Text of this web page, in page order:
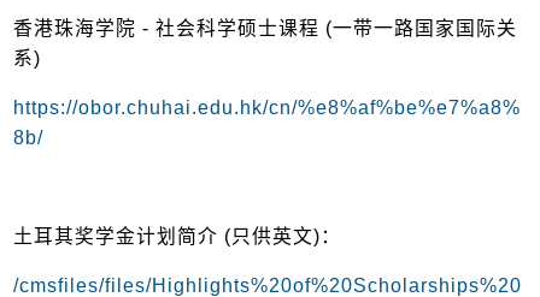
香港珠海学院 - 社会科学硕士课程 (一带一路国家国际关
系)
https://obor.chuhai.edu.hk/cn/%e8%af%be%e7%a8%
8b/
土耳其奖学金计划简介 (只供英文)：
/cmsfiles/files/Highlights%20of%20Scholarships%20